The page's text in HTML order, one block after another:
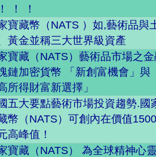
！ ！
寶藏幣（NATS ）如,藝術品與
黃金並稱三大世界級資產
寶藏（NATS）藝術品市場之
鏈加密貨幣 「新創富機會」與
所得財富新選擇」
五大要點藝術市場投資趨勢.國
幣（NATS）可創內在價值1500
高峰值！
寶藏（NATS） 為全球精神心